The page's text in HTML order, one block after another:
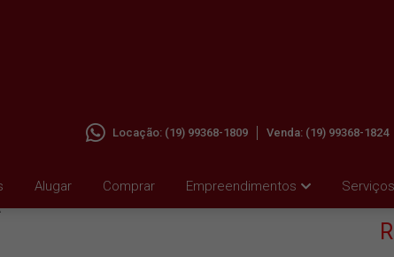
Alugar Comprar Empreendimentos Serviços
Locação: (19) 99368-1809 Venda: (19) 99368-1824